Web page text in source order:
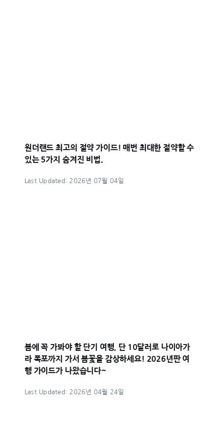
원더랜드 최고의 절약 가이드! 매번 최대한 절약할 수
있는 5가지 숨겨진 비법.
Last Updated: 2026년 07월 04일
봄에 꼭 가봐야 할 단기 여행, 단 10달러로 나이아가
라 폭포까지 가서 봄꽃을 감상하세요! 2026년판 여
행 가이드가 나왔습니다~
Last Updated: 2026년 04월 24일